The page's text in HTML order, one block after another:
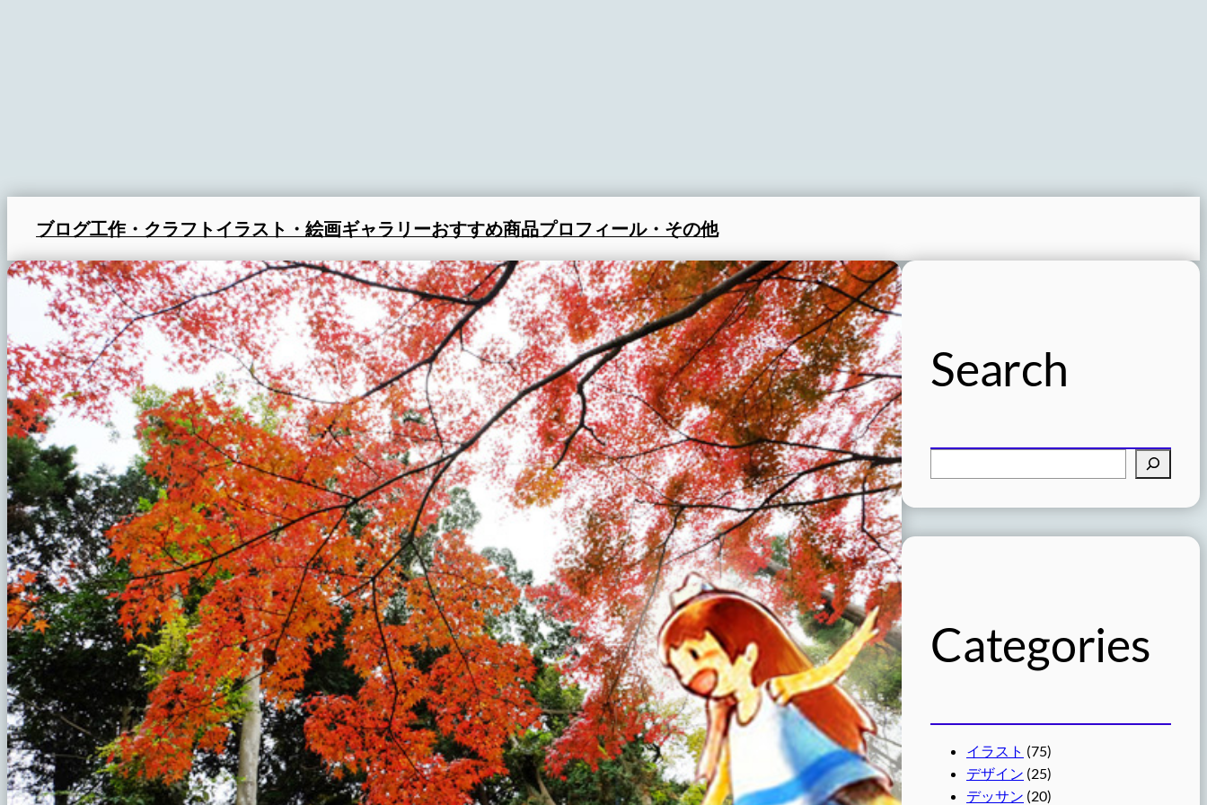
ブログ工作・クラフトイラスト・絵画ギャラリーおすすめ商品プロフィール・その他
Search
Categories
イラスト (75)
デザイン (25)
デッサン (20)